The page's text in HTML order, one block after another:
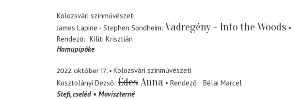
Kolozsvári színművészeti
James Lapine - Stephen Sondheim Vadregény - Into the Woods
Rendező
Kiliti Krisztián
Hamupipőke
2022. október 17.
Kolozsvári színművészeti
Kosztolányi Dezső ÉdesAnna Rendező
Bélai Marcel
Stefi cseléd Moviszterné